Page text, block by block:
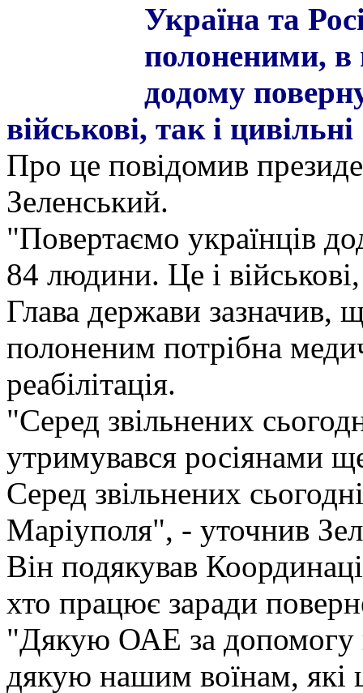
Україна та
полоненими, в
додому
військові, так і цивільні
Про це повідомив
Зеленський.
"Повертаємо українців
84 людини. Це і
Глава держави зазначив,
полоненим потрібна
реабілітація.
"Серед звільнених
утримувався росіянами
Серед звільнених
Маріуполя", - уточнив
Він подякував
хто працює заради
"Дякую ОАЕ за допомогу
дякую нашим воїнам, які